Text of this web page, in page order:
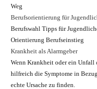
Weg
Berufsorientierung für
Berufswahl Tipps für
Orientierung Berufseinstieg
Krankheit als Alarmgeber
Wenn Krankheit oder ein Unfall
hilfreich die Symptome in
echte Ursache zu finden.